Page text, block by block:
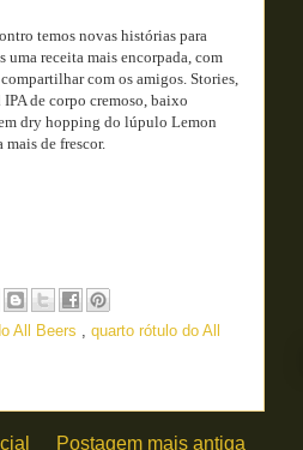
temos novas histórias para
uma receita mais encorpada, com
com os amigos. Stories,
de corpo cremoso, baixo
dry hopping do lúpulo Lemon
de frescor.
All Beers , quarto rótulo do All
Postagem mais antiga